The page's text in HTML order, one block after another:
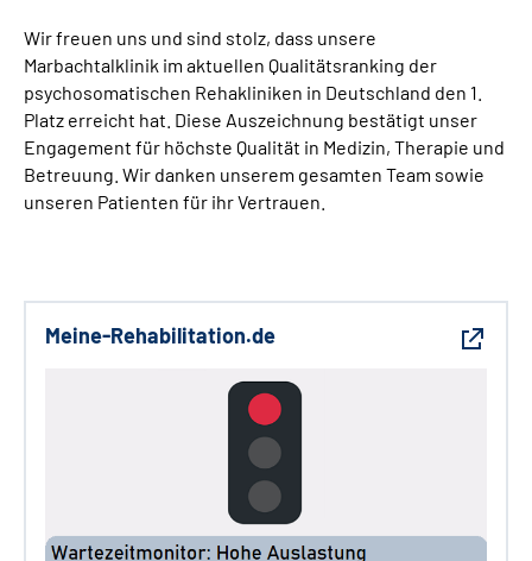
Wir freuen uns und sind stolz, dass unsere
Marbachtalklinik im aktuellen Qualitätsranking der
psychosomatischen Rehakliniken in Deutschland den 1.
Platz erreicht hat. Diese Auszeichnung bestätigt unser
Engagement für höchste Qualität in Medizin, Therapie und
Betreuung. Wir danken unserem gesamten Team sowie
unseren Patienten für ihr Vertrauen.
Meine-Rehabilitation.de